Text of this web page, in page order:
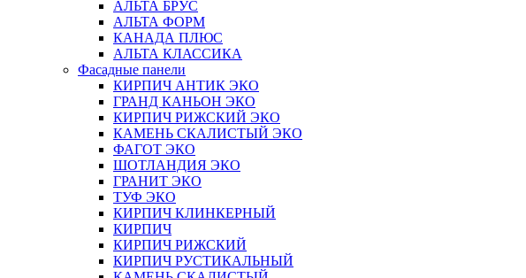
АЛЬТА БРУС
АЛЬТА ФОРМ
КАНАДА ПЛЮС
АЛЬТА КЛАССИКА
Фасадные панели
КИРПИЧ АНТИК ЭКО
ГРАНД КАНЬОН ЭКО
КИРПИЧ РИЖСКИЙ ЭКО
КАМЕНЬ СКАЛИСТЫЙ ЭКО
ФАГОТ ЭКО
ШОТЛАНДИЯ ЭКО
ГРАНИТ ЭКО
ТУФ ЭКО
КИРПИЧ КЛИНКЕРНЫЙ
КИРПИЧ
КИРПИЧ РИЖСКИЙ
КИРПИЧ РУСТИКАЛЬНЫЙ